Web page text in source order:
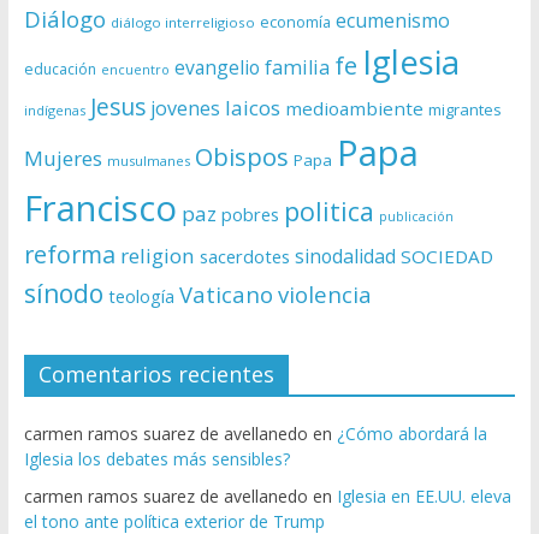
Diálogo diálogo interreligioso economía ecumenismo
educación encuentro evangelio familia fe Iglesia
indígenas Jesus jovenes laicos medioambiente migrantes
Mujeres musulmanes Obispos Papa Papa
Francisco paz pobres politica publicación
reforma religion sacerdotes sinodalidad SOCIEDAD
sínodo teología Vaticano violencia
Comentarios recientes
carmen ramos suarez de avellanedo en ¿Cómo abordará la
Iglesia los debates más sensibles?
carmen ramos suarez de avellanedo en Iglesia en EE.UU. eleva
el tono ante política exterior de Trump